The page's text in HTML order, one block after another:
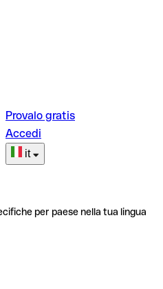
Provalo gratis
Accedi
it
per paese nella tua lingua